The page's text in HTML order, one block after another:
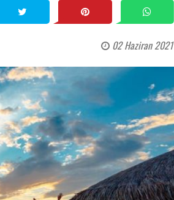
02 Haziran 2021